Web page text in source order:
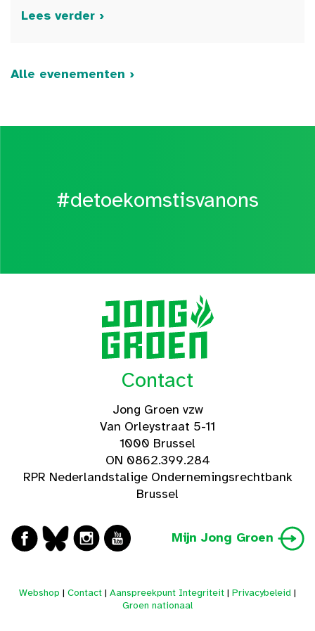
Lees verder ›
Alle evenementen ›
#detoekomstisvanons
Contact
Jong Groen vzw
Van Orleystraat 5-11
1000 Brussel
ON 0862.399.284
RPR Nederlandstalige Ondernemingsrechtbank
Brussel
Mijn Jong Groen
Webshop | Contact | Aanspreekpunt Integriteit | Privacybeleid |
Groen nationaal